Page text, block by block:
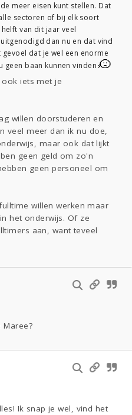
meer eisen kunt stellen. Dat
sectoren of bij elk soort
van dit jaar veel
dan nu en dat vind
dat je wel een enorme
geen baan kunnen vinden
ook iets met je
willen doorstuderen en
veel meer dan ik nu doe,
maar ook dat lijkt
geen geld om zo'n
geen personeel om
willen werken maar
het onderwijs. Of ze
aan, want teveel
Ik snap je wel, vind het